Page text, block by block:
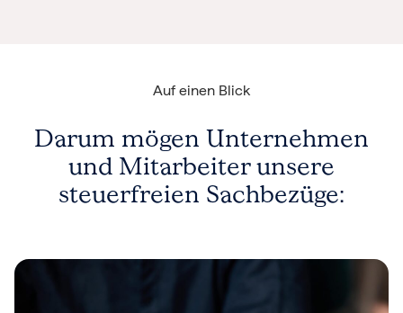
Auf einen Blick
Darum mögen Unternehmen
und Mitarbeiter unsere
steuerfreien Sachbezüge: